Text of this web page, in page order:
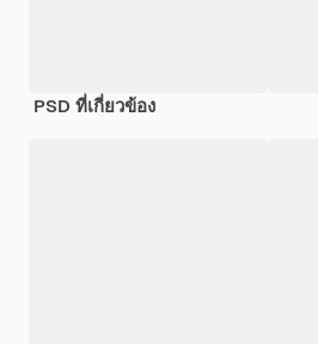
PSD ที่เกี่ยวข้อง